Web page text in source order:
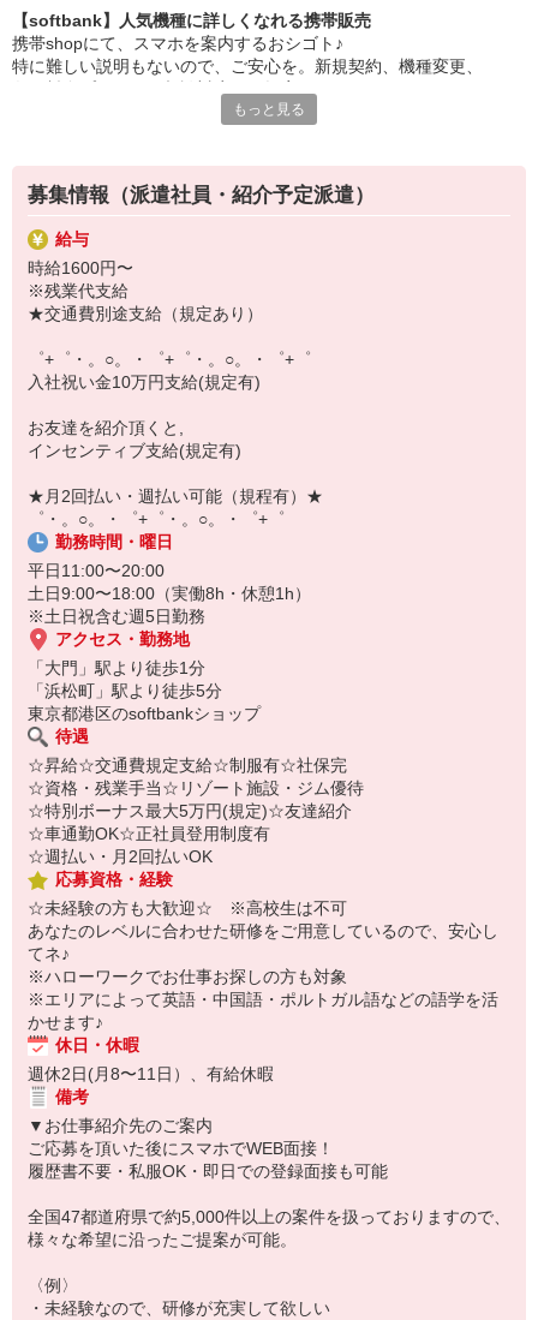
丁寧な研修もあるので、
みなさんから働きやすいと好評です♪
最新アプリ事情やお得なプラン、
スマホの裏ワザを学べるチャンス♪
￣￣￣￣￣￣￣￣￣￣￣
▼オフィスワーク
事務、経理、データ入力、コールセンター、受付
▼工場・製造・軽作業系
機械/食品製造・梱包・仕分け・加工・組立・検査
▼美容系
眉毛サロンのアイブロウ・ネイリスト・エステ
▼営業・販売
法人営業・アパレル販売・個別指導塾・人材紹介
▼人気案件も多数♪
短期・期間限定・オープニング・官公庁案件
上場/優良/大手企業など
【スマホ面接実施中】
￣￣￣￣￣￣￣￣￣
自宅に居ながらスマホでカンタン面接OK！
オンライン面談なのでスピード対応。
【softbank】人気機種に詳しくなれる携帯販売
携帯shopにて、スマホを案内するおシゴト♪
特に難しい説明もないので、ご安心を。新規契約、機種変更、
満足度◎
■携帯やインターネット販売業務
docomo(ドコモ)/au(エーユー)・KDDI/softbank(ソフトバンク)など
の大手キャリアから
ワイモバイル(Y!mobille)、楽天モバイル、UQなど格安スマホまで幅
広く紹介可能♪
もっと見る
募集情報（派遣社員・紹介予定派遣）
給与
時給1600円〜
※残業代支給
★交通費別途支給（規定あり）
゜+゜・。○。・゜+゜・。○。・゜+゜
入社祝い金10万円支給(規定有)
お友達を紹介頂くと,
インセンティブ支給(規定有)
★月2回払い・週払い可能（規程有）★
゜・。○。・゜+゜・。○。・゜+゜
勤務時間・曜日
平日11:00〜20:00
土日9:00〜18:00（実働8h・休憩1h）
※土日祝含む週5日勤務
アクセス・勤務地
「大門」駅より徒歩1分
「浜松町」駅より徒歩5分
東京都港区のsoftbankショップ
待遇
☆昇給☆交通費規定支給☆制服有☆社保完
☆資格・残業手当☆リゾート施設・ジム優待
☆特別ボーナス最大5万円(規定)☆友達紹介
☆車通勤OK☆正社員登用制度有
☆週払い・月2回払いOK
応募資格・経験
☆未経験の方も大歓迎☆ ※高校生は不可
あなたのレベルに合わせた研修をご用意しているので、安心し
てネ♪
※ハローワークでお仕事お探しの方も対象
※エリアによって英語・中国語・ポルトガル語などの語学を活
かせます♪
休日・休暇
週休2日(月8〜11日）、有給休暇
備考
▼お仕事紹介先のご案内
ご応募を頂いた後にスマホでWEB面接！
履歴書不要・私服OK・即日での登録面接も可能
全国47都道府県で約5,000件以上の案件を扱っておりますので、
様々な希望に沿ったご提案が可能。
〈例〉
・未経験なので、研修が充実して欲しい